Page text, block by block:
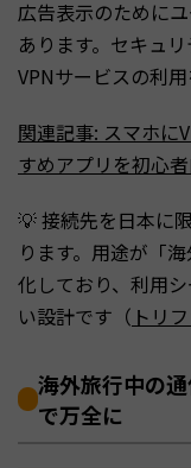
広告表示のために
あります。セキュ
VPNサービスの利用
関連記事: スマホに
すめアプリを初心
💡 接続先を日本に
ります。用途が「
化しており、利用
い設計です（ トリ
海外旅行中の
で万全に